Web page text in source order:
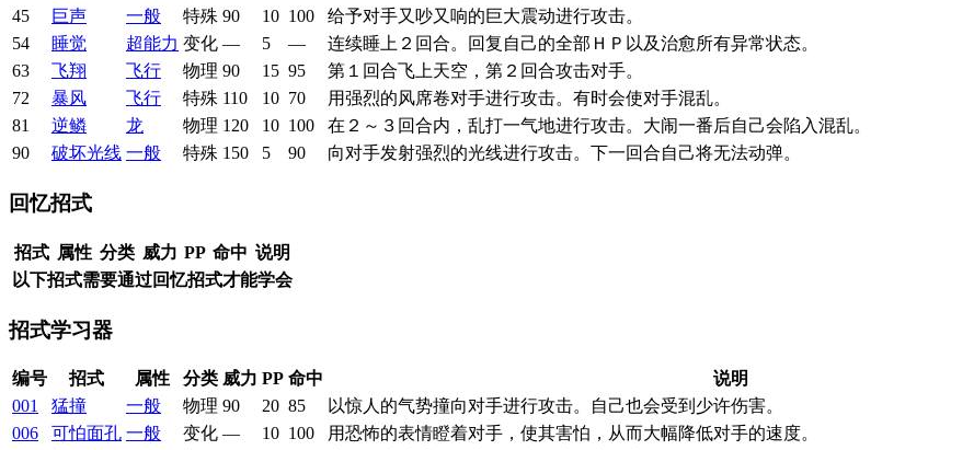
45
巨声 一般 特殊 90 10 100
给予对手又吵又响的巨大震动进行攻击。
54
睡觉 超能力 变化 — 5 —
连续睡上２回合。回复自己的全部ＨＰ以及治愈所有异常状态。
63
飞翔 飞行 物理 90 15 95
第１回合飞上天空，第２回合攻击对手。
72
暴风 飞行 特殊 110 10 70
用强烈的风席卷对手进行攻击。有时会使对手混乱。
81
逆鳞 龙 物理 120 10 100
在２～３回合内，乱打一气地进行攻击。大闹一番后自己会陷入混乱。
90
破坏光线 一般 特殊 150 5 90 向对手发射强烈的光线进行攻击。下一回合自己将无法动弹。
回忆招式
招式 属性 分类 威力 PP 命中 说明
以下招式需要通过回忆招式才能学会
招式学习器
编号 招式 属性 分类 威力 PP 命中
说明
001
猛撞 一般 物理 90 20 85
以惊人的气势撞向对手进行攻击。自己也会受到少许伤害。
006
可怕面孔 一般 变化 — 10 100
用恐怖的表情瞪着对手，使其害怕，从而大幅降低对手的速度。